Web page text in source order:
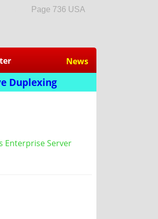
Page 736 USA
News
Duplexing
Enterprise Server